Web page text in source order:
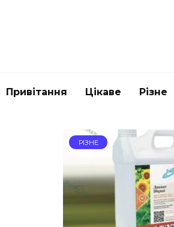
Привітання Цікаве Різне
РІЗНЕ